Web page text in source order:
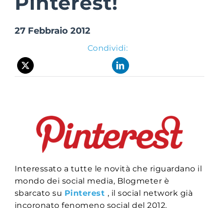
Suite Login
27 Febbraio 2012
Condividi:
Interessato a tutte le novità che riguardano il
mondo dei social media, Blogmeter è
sbarcato su Pinterest , il social network già
incoronato fenomeno social del 2012.